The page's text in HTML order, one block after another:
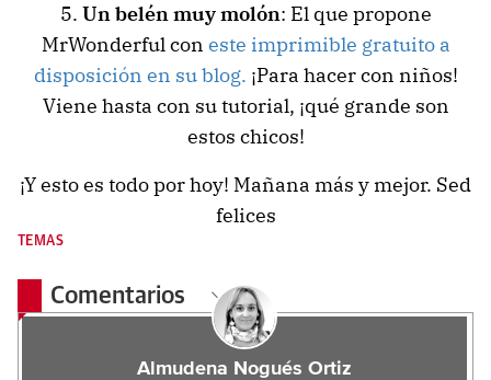
5. Un belén muy molón: El que propone
MrWonderful con este imprimible gratuito a
disposición en su blog. ¡Para hacer con niños!
Viene hasta con su tutorial, ¡qué grande son
estos chicos!
¡Y esto es todo por hoy! Mañana más y mejor. Sed
felices
TEMAS
Comentarios
Almudena Nogués Ortiz